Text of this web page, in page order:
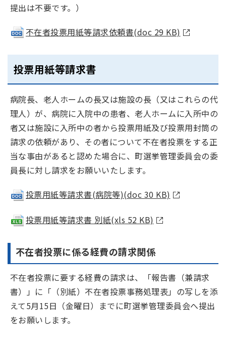
提出は不要です。）
不在者投票用紙等請求依頼書(doc 29 KB)
投票用紙等請求書
病院長、老人ホームの長又は施設の長（又はこれらの代
理人）が、病院に入院中の患者、老人ホームに入所中の
者又は施設に入所中の者から投票用紙及び投票用封筒の
請求の依頼があり、その者について不在者投票をする正
当な事由があると認めた場合に、町選挙管理委員会の委
員長に対し請求をお願いいたします。
投票用紙等請求書(病院等)(doc 30 KB)
投票用紙等請求書 別紙(xls 52 KB)
不在者投票に係る経費の請求関係
不在者投票に要する経費の請求は、「報告書（兼請求
書）」に「（別紙）不在者投票事務処理表」の写しを添
えて5月15日（金曜日）までに町選挙管理委員会へ提出
をお願いします。